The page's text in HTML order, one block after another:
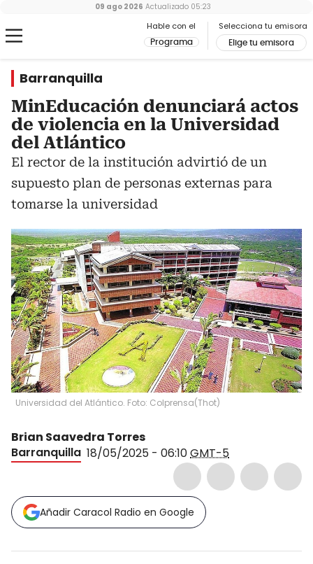
Hable con el
Programa
Selecciona tu emisora
Elige tu emisora
09 ago 2026 Actualizado 05:23
Barranquilla
MinEducación denunciará actos
de violencia en la Universidad
del Atlántico
El rector de la institución advirtió de un
supuesto plan de personas externas para
tomarse la universidad
Universidad del Atlántico. Foto: Colprensa(Thot)
Brian Saavedra Torres
Barranquilla 18/05/2025 - 06:10GMT-5
Añadir Caracol Radio en Google